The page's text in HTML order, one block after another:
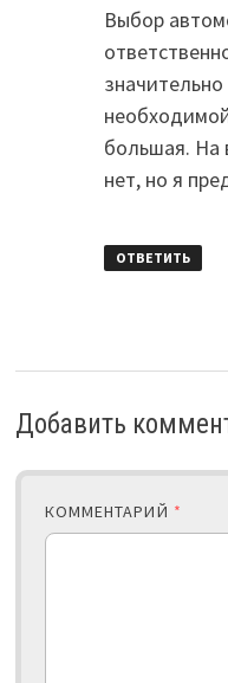
Выбор
большая. На
нет, но я
ОТВЕТИТЬ
Добавить
КОММЕНТАРИЙ *